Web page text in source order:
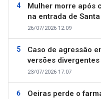
Mulher morre após
na entrada de
26/07/2026 12:09
Caso de agressão
versões
23/07/2026 17:07
Oeiras perde o